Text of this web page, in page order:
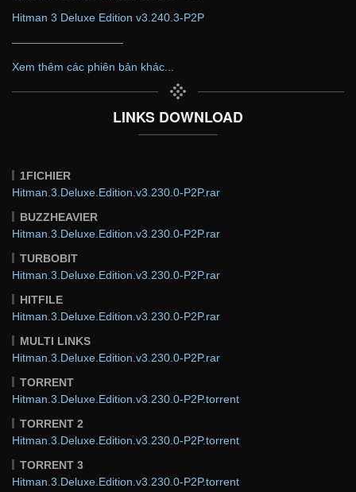
Hitman 3 Deluxe Edition v3.240.3-P2P
——————————
Xem thêm các phiên bản khác...
LINKS DOWNLOAD
1FICHIER
Hitman.3.Deluxe.Edition.v3.230.0-P2P.rar
BUZZHEAVIER
Hitman.3.Deluxe.Edition.v3.230.0-P2P.rar
TURBOBIT
Hitman.3.Deluxe.Edition.v3.230.0-P2P.rar
HITFILE
Hitman.3.Deluxe.Edition.v3.230.0-P2P.rar
MULTI LINKS
Hitman.3.Deluxe.Edition.v3.230.0-P2P.rar
TORRENT
Hitman.3.Deluxe.Edition.v3.230.0-P2P.torrent
TORRENT 2
Hitman.3.Deluxe.Edition.v3.230.0-P2P.torrent
TORRENT 3
Hitman.3.Deluxe.Edition.v3.230.0-P2P.torrent